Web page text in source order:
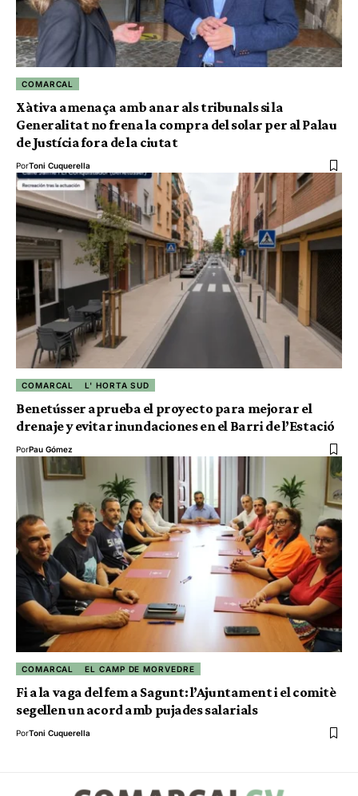
COMARCAL
Xàtiva amenaça amb anar als tribunals si la
Generalitat no frena la compra del solar per al Palau
de Justícia fora de la ciutat
PorToni Cuquerella
COMARCAL L' HORTA SUD
Benetússer aprueba el proyecto para mejorar el
drenaje y evitar inundaciones en el Barri de l’Estació
PorPau Gómez
COMARCAL EL CAMP DE MORVEDRE
Fi a la vaga del fem a Sagunt: l’Ajuntament i el comitè
segellen un acord amb pujades salarials
PorToni Cuquerella